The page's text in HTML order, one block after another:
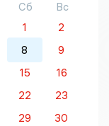
Сб
Вс
1
2
8
9
15
16
22
23
29
30